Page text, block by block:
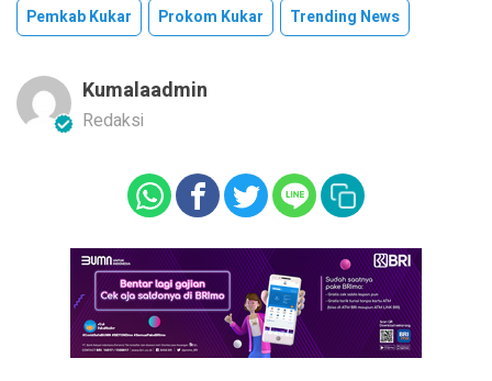
Pemkab Kukar
Prokom Kukar Trending News
Kumalaadmin
Redaksi